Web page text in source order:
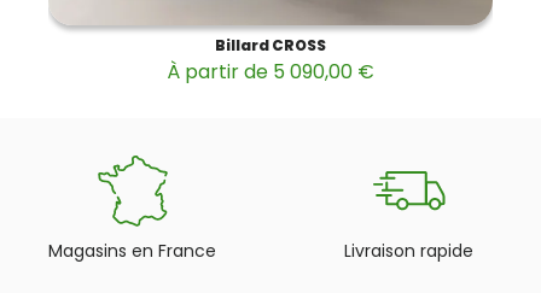
Billard CROSS
À partir de 5 090,00 €
Magasins en France Livraison rapide